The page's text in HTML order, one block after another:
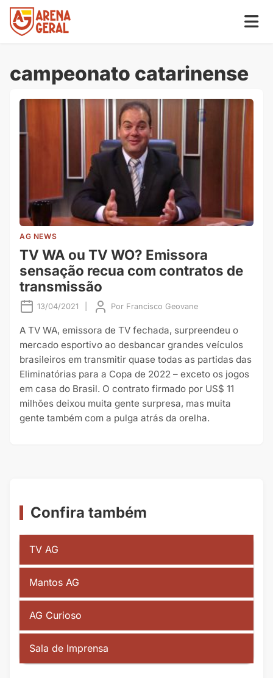
campeonato catarinense
AG NEWS
TV WA ou TV WO? Emissora
sensação recua com contratos de
transmissão
13/04/2021 Por Francisco Geovane
A TV WA, emissora de TV fechada, surpreendeu o
mercado esportivo ao desbancar grandes veículos
brasileiros em transmitir quase todas as partidas das
Eliminatórias para a Copa de 2022 – exceto os jogos
em casa do Brasil. O contrato firmado por US$ 11
milhões deixou muita gente surpresa, mas muita
gente também com a pulga atrás da orelha.
Confira também
TV AG
Mantos AG
AG Curioso
Sala de Imprensa